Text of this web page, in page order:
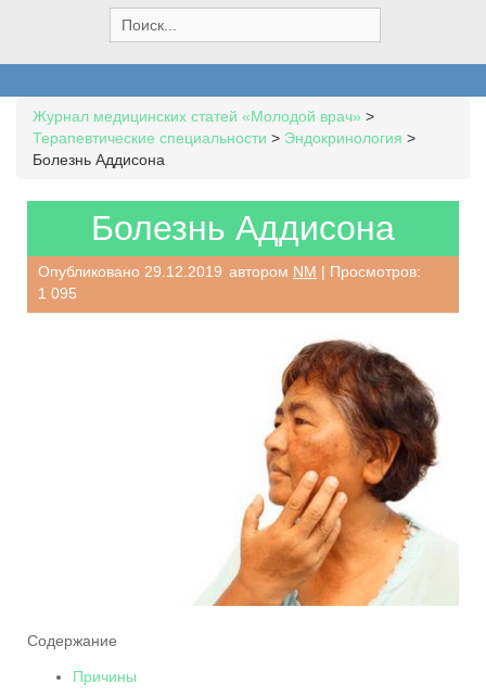
e
a
h
f
o
Журнал медицинских статей «Молодой врач» >
Терапевтические специальности > Эндокринология >
Болезнь Аддисона
Болезнь Аддисона
Опубликовано 29.12.2019 автором NM | Просмотров:
1 095
Содержание
Причины